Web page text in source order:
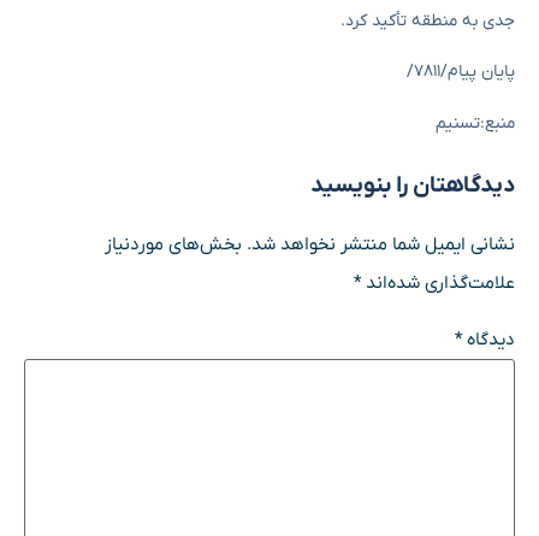
جدی به منطقه تأکید کرد.
پایان پیام/۷۸۱۱/
منبع:تسنیم
دیدگاهتان را بنویسید
نشانی ایمیل شما منتشر نخواهد شد. بخش‌های موردنیاز
علامت‌گذاری شده‌اند*
دیدگاه*